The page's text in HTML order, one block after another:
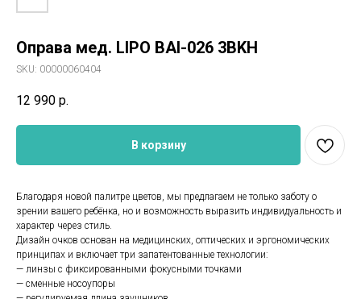
Оправа мед. LIPO BAI-026 3BKH
SKU: 00000060404
12 990 р.
В корзину
Благодаря новой палитре цветов, мы предлагаем не только заботу о
зрении вашего ребёнка, но и возможность выразить индивидуальность и
характер через стиль.
Дизайн очков основан на медицинских, оптических и эргономических
принципах и включает три запатентованные технологии:
— линзы с фиксированными фокусными точками
— сменные носоупоры